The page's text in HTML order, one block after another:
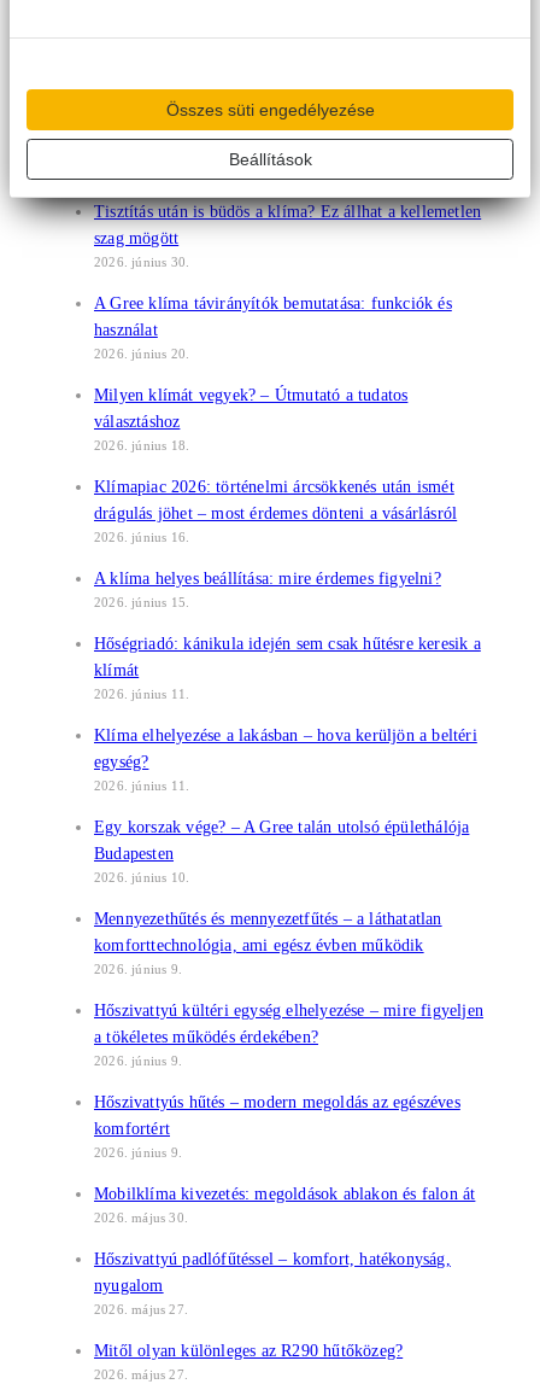
Összes süti engedélyezése
Beállítások
Mekkora klíma kell? – Útmutató a megfelelő
Tisztítás után is büdös a klíma? Ez állhat a kellemetlen
szag mögött
2026. június 30.
A Gree klíma távirányítók bemutatása: funkciók és
használat
2026. június 20.
Milyen klímát vegyek? – Útmutató a tudatos
választáshoz
2026. június 18.
Klímapiac 2026: történelmi árcsökkenés után ismét
drágulás jöhet – most érdemes dönteni a vásárlásról
2026. június 16.
A klíma helyes beállítása: mire érdemes figyelni?
2026. június 15.
Hőségriadó: kánikula idején sem csak hűtésre keresik a
klímát
2026. június 11.
Klíma elhelyezése a lakásban – hova kerüljön a beltéri
egység?
2026. június 11.
Egy korszak vége? – A Gree talán utolsó épülethálója
Budapesten
2026. június 10.
Mennyezethűtés és mennyezetfűtés – a láthatatlan
komforttechnológia, ami egész évben működik
2026. június 9.
Hőszivattyú kültéri egység elhelyezése – mire figyeljen
a tökéletes működés érdekében?
2026. június 9.
Hőszivattyús hűtés – modern megoldás az egészéves
komfortért
2026. június 9.
Mobilklíma kivezetés: megoldások ablakon és falon át
2026. május 30.
Hőszivattyú padlófűtéssel – komfort, hatékonyság,
nyugalom
2026. május 27.
Mitől olyan különleges az R290 hűtőközeg?
2026. május 27.